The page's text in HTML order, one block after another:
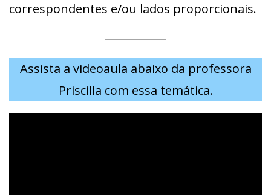
correspondentes e/ou lados proporcionais.
Assista a videoaula abaixo da professora
Priscilla com essa temática.